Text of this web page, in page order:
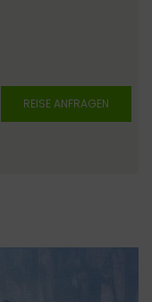
REISE ANFRAGEN